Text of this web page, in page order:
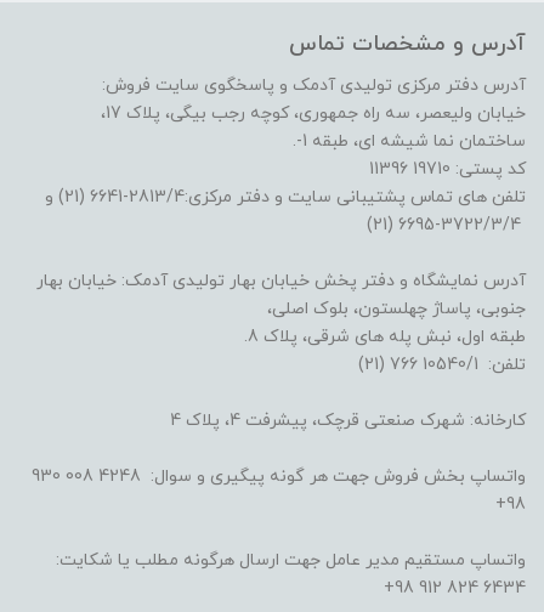
آدرس و مشخصات تماس
آدرس دفتر مرکزی تولیدی آدمک و پاسخگوی سایت فروش:
خیابان ولیعصر، سه راه جمهوری، کوچه رجب بیگی، پلاک 17،
ساختمان نما شیشه ای، طبقه 1-.
کد پستی: 19710 11396
تلفن های تماس پشتیبانی سایت و دفتر مرکزی:2813/4-6641 (21) و
آدرس نمایشگاه و دفتر پخش خیابان بهار تولیدی آدمک: خیابان بهار
جنوبی، پاساژ چهلستون، بلوک اصلی،
طبقه اول، نبش پله های شرقی، پلاک 8.
تلفن: 10540/1 766 (21)
کارخانه: شهرک صنعتی قرچک، پیشرفت 4، پلاک 4
واتساپ بخش فروش جهت هر گونه پیگیری و سوال: 4248 008 930
98+
واتساپ مستقیم مدیر عامل جهت ارسال هرگونه مطلب یا شکایت:
6434 824 912 98+